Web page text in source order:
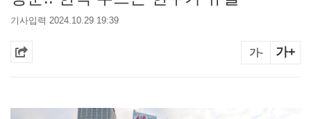
기사입력 2024.10.29 19:39
가- 가+